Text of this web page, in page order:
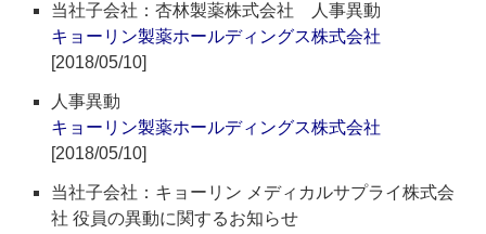
当社子会社：杏林製薬株式会社 人事異動
キョーリン製薬ホールディングス株式会社
[2018/05/10]
人事異動
キョーリン製薬ホールディングス株式会社
[2018/05/10]
当社子会社：キョーリン メディカルサプライ株式会
社 役員の異動に関するお知らせ